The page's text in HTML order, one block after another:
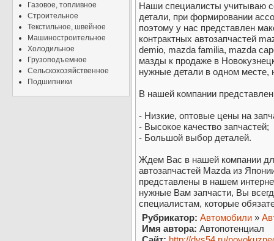
Газовое, топливное
Строительное
Текстильное, швейное
Машиностроительное
Холодильное
Грузоподъемное
Сельскохозяйственное
Подшипники
Наши специалисты учитываю
детали, при формировании
поэтому у нас представлен
контрактных автозапчастей
demio, mazda familia, mazda
мазды к продаже в
нужные детали в одном месте,
В нашей компании
- Низкие, оптовые цены на
- Высокое качество запчастей;
- Большой выбор деталей.
Ждем Вас в нашей компании
автозапчастей Mazda из
представлены в нашем
нужные Вам запчасти, Вы
специалистам, которые
Рубрикатор: Автомобили »
Имя автора: Автопотенциал